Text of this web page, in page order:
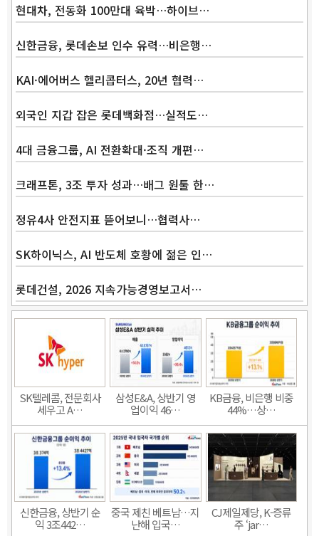
현대차, 전동화 100만대 육박…하이브…
신한금융, 롯데손보 인수 유력…비은행…
KAI·에어버스 헬리콥터스, 20년 협력…
외국인 지갑 잡은 롯데백화점…실적도…
4대 금융그룹, AI 전환확대·조직 개편…
크래프톤, 3조 투자 성과…배그 원툴 한…
정유4사 안전지표 뜯어보니…협력사…
SK하이닉스, AI 반도체 호황에 젊은 인…
롯데건설, 2026 지속가능경영보고서…
SK텔레콤, 전문회사
세우고 A…
삼성E&A, 상반기 영
업이익 46…
KB금융, 비은행 비중
44%…상…
신한금융, 상반기 순
익 3조442…
중국 제친 베트남…지
난해 입국…
CJ제일제당, K-증류
주 ‘jar…